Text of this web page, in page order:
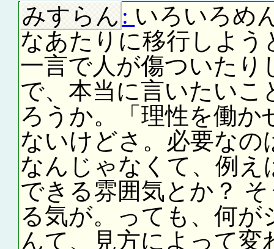
みすらん : いろいろめ
なあたりに移行しよ
一言で人が傷ついた
で、本当に言いたい
ろうか。「理性を働
ないけどさ。必要なの
なんじゃなくて、例
できる雰囲気とか？
る気が。っても、何
んて、見方によって